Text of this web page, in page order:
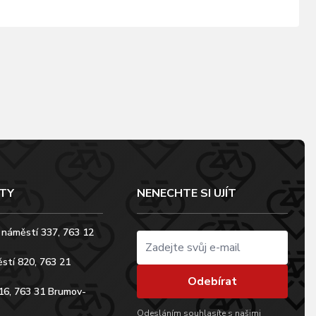
337, 763 12
820, 763 21
763 31 Brumov-
NENECHTE SI UJÍT
Odebírat
Odesláním souhlasíte s našimi